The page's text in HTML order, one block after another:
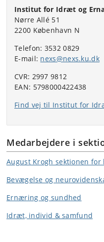
Institut for Idræt og
Nørre Allé 51
2200 København N
Telefon: 3532 0829
E-mail: nexs@nexs.ku.dk
CVR: 2997 9812
EAN: 5798000422438
Find vej til Institut for
Medarbejdere i
August Krogh sektionen
Bevægelse og
Ernæring og sundhed
Idræt, individ & samfund